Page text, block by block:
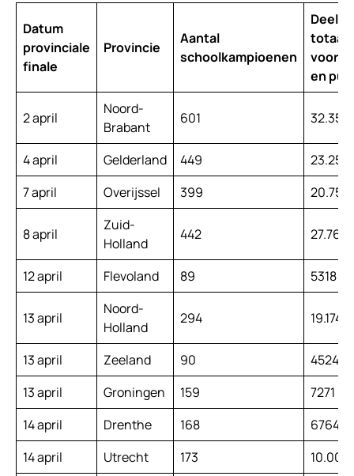
Datum
provinciale
finale
Provincie
Aantal
schoolkampioenen
totaal
en
2 april
Noord-
Brabant
601 32.351
4 april Gelderland 449
23.258
7 april
Overijssel 399 20.751
8 april
Zuid-
Holland
442 27.767
12 april Flevoland 89 5318
13 april
Noord-
Holland
294 19.174
13 april Zeeland 90
4524
13 april
Groningen 159
7271
14 april
Drenthe 168
6764
14 april
Utrecht 173
10.004